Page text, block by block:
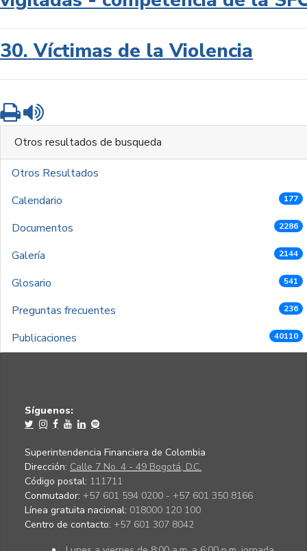
30. Víctimas de la Violencia
Imprimir
Otros resultados de busqueda
Otros Resultados
Calendario
177
Documentos 2286
Galería 2144
Glosario 541
Preguntas frecuentes 236
Publicaciones 40110
Síguenos:
Superintendencia Financiera de Colombia
Dirección: Calle 7 No. 4 - 49 Bogotá, D.C.
Código postal: 111711
Conmutador: +57 601 594 0200 - +57 601 350 8166
Línea gratuita nacional: 018000 120 100
Centro de contacto: +57 601 307 8042